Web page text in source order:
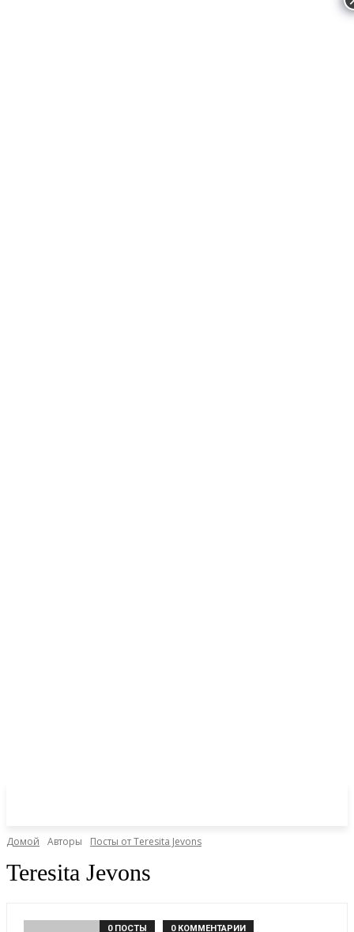
Домой Авторы Посты от Teresita Jevons
Teresita Jevons
0 ПОСТЫ 0 КОММЕНТАРИИ